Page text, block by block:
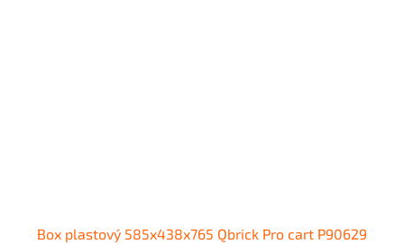
Box plastový 585x438x765 Qbrick Pro cart P90629